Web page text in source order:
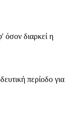
όσον διαρκεί η
περίοδο για